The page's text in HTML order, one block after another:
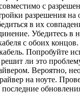
с
разрешения на
в их
Убедитесь в
с обоих концов.
Попробуйте
ли это
Вероятно,
на ноуте.
последние